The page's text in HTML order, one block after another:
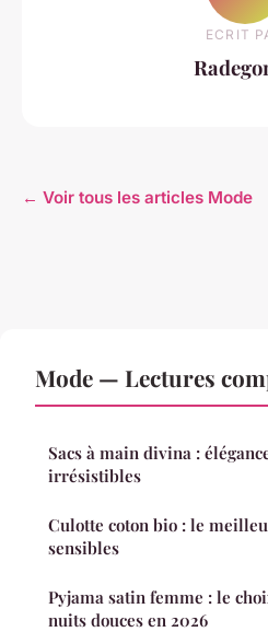
ECRIT
← Voir tous les articles Mode
Mode — Lectures
Sacs à main divina :
irrésistibles
Culotte coton bio : le
sensibles
Pyjama satin femme : le
nuits douces en 2026